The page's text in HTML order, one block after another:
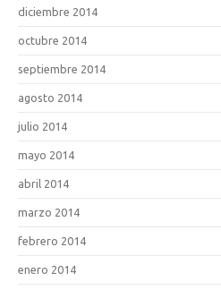
diciembre 2014
octubre 2014
septiembre 2014
agosto 2014
julio 2014
mayo 2014
abril 2014
marzo 2014
febrero 2014
enero 2014